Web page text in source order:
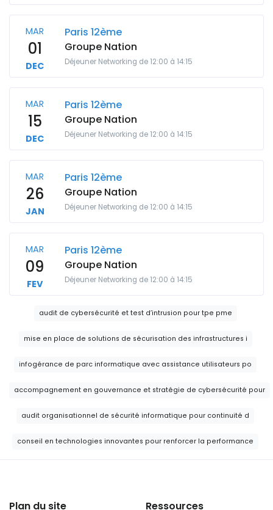
MAR
01
DEC
Paris 12ème
Groupe Nation
Déjeuner Networking de 12:00 à 14:15
MAR
15
DEC
Paris 12ème
Groupe Nation
Déjeuner Networking de 12:00 à 14:15
MAR
26
JAN
Paris 12ème
Groupe Nation
Déjeuner Networking de 12:00 à 14:15
MAR
09
FEV
Paris 12ème
Groupe Nation
Déjeuner Networking de 12:00 à 14:15
audit de cybersécurité et test d’intrusion pour tpe pme
mise en place de solutions de sécurisation des infrastructures i
infogérance de parc informatique avec assistance utilisateurs po
accompagnement en gouvernance et stratégie de cybersécurité pour
audit organisationnel de sécurité informatique pour continuité d
conseil en technologies innovantes pour renforcer la performance
Plan du site Ressources